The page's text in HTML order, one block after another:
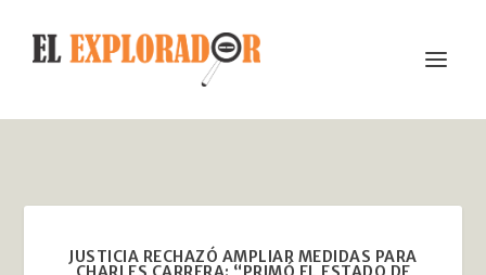
JUSTICIA RECHAZÓ AMPLIAR MEDIDAS PARA